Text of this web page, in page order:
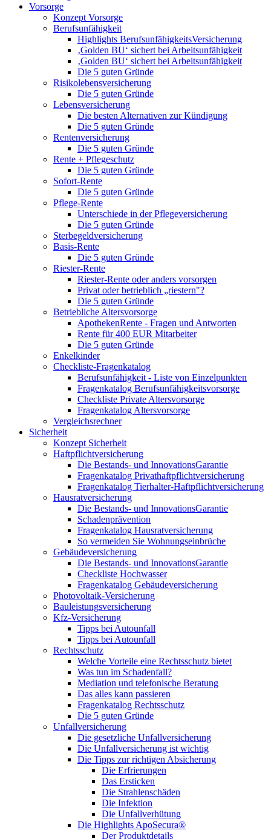
Vorsorge
Konzept Vorsorge
Berufsunfähigkeit
Highlights BerufsunfähigkeitsVersicherung
‚Golden BU‘ sichert bei Arbeitsunfähigkeit
‚Golden BU‘ sichert bei Arbeitsunfähigkeit
Die 5 guten Gründe
Risikolebensversicherung
Die 5 guten Gründe
Lebensversicherung
Die besten Alternativen zur Kündigung
Die 5 guten Gründe
Rentenversicherung
Die 5 guten Gründe
Rente + Pflegeschutz
Die 5 guten Gründe
Sofort-Rente
Die 5 guten Gründe
Pflege-Rente
Unterschiede in der Pflegeversicherung
Die 5 guten Gründe
Sterbegeldversicherung
Basis-Rente
Die 5 guten Gründe
Riester-Rente
Riester-Rente oder anders vorsorgen
Privat oder betrieblich „riestern"?
Die 5 guten Gründe
Betriebliche Altersvorsorge
ApothekenRente - Fragen und Antworten
Rente für 400 EUR Mitarbeiter
Die 5 guten Gründe
Enkelkinder
Checkliste-Fragenkatalog
Berufsunfähigkeit - Liste von Einzelpunkten
Fragenkatalog Berufsunfähigkeitsvorsorge
Checkliste Private Altersvorsorge
Fragenkatalog Altersvorsorge
Vergleichsrechner
Sicherheit
Konzept Sicherheit
Haftpflichtversicherung
Die Bestands- und InnovationsGarantie
Fragenkatalog Privathaftpflichtversicherung
Fragenkatalog Tierhalter-Haftpflichtversicherung
Hausratversicherung
Die Bestands- und InnovationsGarantie
Schadenprävention
Fragenkatalog Hausratversicherung
So vermeiden Sie Wohnungseinbrüche
Gebäudeversicherung
Die Bestands- und InnovationsGarantie
Checkliste Hochwasser
Fragenkatalog Gebäudeversicherung
Photovoltaik-Versicherung
Bauleistungsversicherung
Kfz-Versicherung
Tipps bei Autounfall
Tipps bei Autounfall
Rechtsschutz
Welche Vorteile eine Rechtsschutz bietet
Was tun im Schadenfall?
Mediation und telefonische Beratung
Das alles kann passieren
Fragenkatalog Rechtsschutz
Die 5 guten Gründe
Unfallversicherung
Die gesetzliche Unfallversicherung
Die Unfallversicherung ist wichtig
Die Tipps zur richtigen Absicherung
Die Erfrierungen
Das Ersticken
Die Strahlenschäden
Die Infektion
Die Unfallverhütung
Die Highlights ApoSecura®
Der Produktdetails